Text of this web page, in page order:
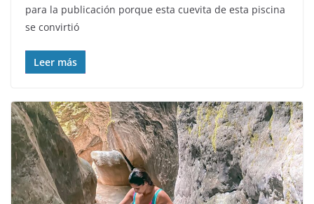
para la publicación porque esta cuevita de esta piscina
se convirtió
Leer más